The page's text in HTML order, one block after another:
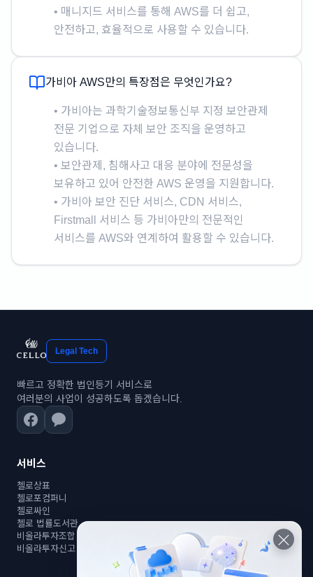
• 매니지드 서비스를 통해 AWS를 더 쉽고,
안전하고, 효율적으로 사용할 수 있습니다.
가비아 AWS만의 특장점은 무엇인가요?
• 가비아는 과학기술정보통신부 지정 보안관제
전문 기업으로 자체 보안 조직을 운영하고
있습니다.
• 보안관제, 침해사고 대응 분야에 전문성을
보유하고 있어 안전한 AWS 운영을 지원합니다.
• 가비아 보안 진단 서비스, CDN 서비스,
Firstmall 서비스 등 가비아만의 전문적인
서비스를 AWS와 연계하여 활용할 수 있습니다.
Legal Tech
빠르고 정확한 법인등기 서비스로
여러분의 사업이 성공하도록 돕겠습니다.
서비스
첼로상표
첼로포컴퍼니
첼로싸인
첼로 법률도서관
비올라투자조합
비올라투자신고
×